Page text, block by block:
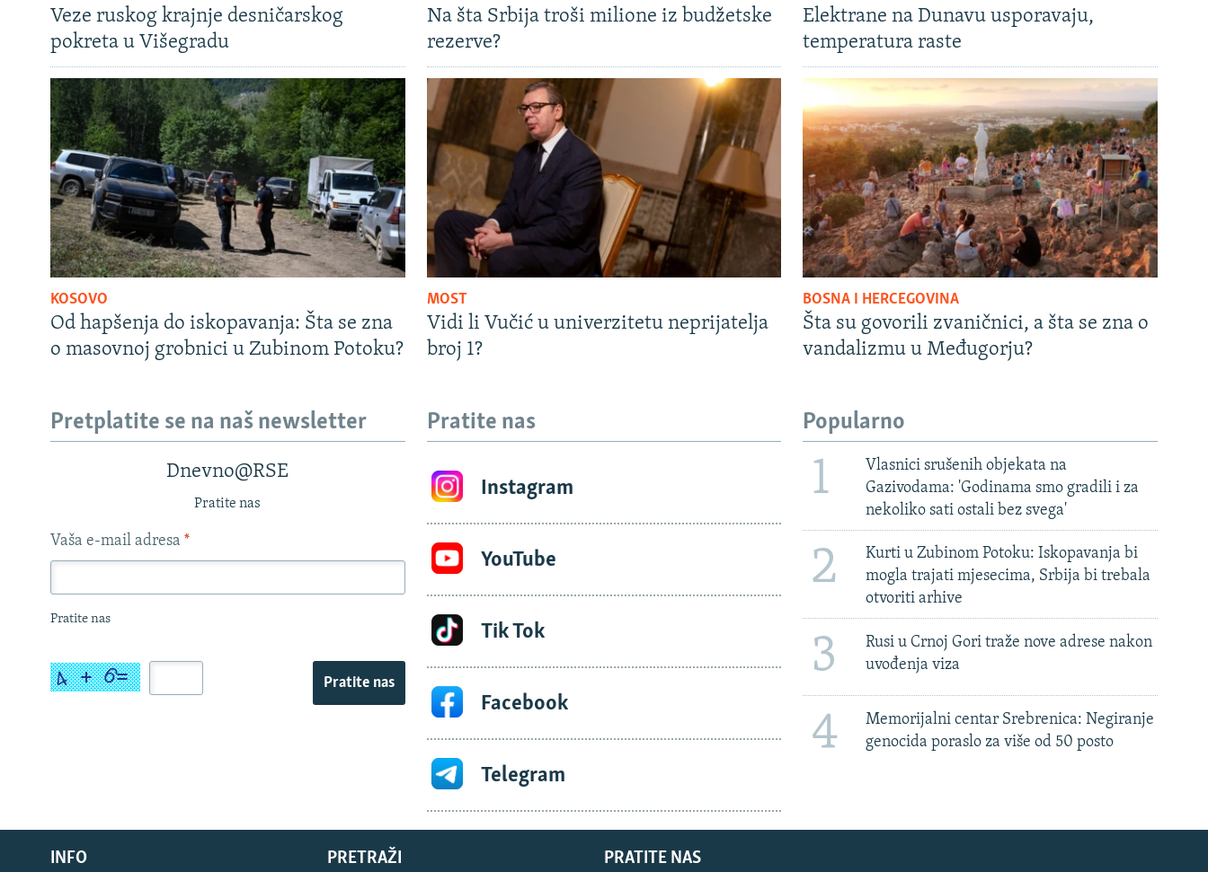
Veze ruskog krajnje desničarskog
pokreta u Višegradu
Na šta Srbija troši milione iz budžetske
rezerve?
Elektrane na Dunavu usporavaju,
temperatura raste
KOSOVO
Od hapšenja do iskopavanja: Šta se zna
o masovnoj grobnici u Zubinom Potoku?
MOST
Vidi li Vučić u univerzitetu neprijatelja
broj 1?
BOSNA I HERCEGOVINA
Šta su govorili zvaničnici, a šta se zna o
vandalizmu u Međugorju?
Pretplatite se na naš newsletter
Dnevno@RSE
Pratite nas
Vaša e-mail adresa *
Pratite nas
Pratite nas
Pratite nas
Instagram
YouTube
Tik Tok
Facebook
Telegram
Popularno
1
Vlasnici srušenih objekata na
Gazivodama: 'Godinama smo gradili i za
nekoliko sati ostali bez svega'
2
Kurti u Zubinom Potoku: Iskopavanja bi
mogla trajati mjesecima, Srbija bi trebala
otvoriti arhive
3
Rusi u Crnoj Gori traže nove adrese nakon
uvođenja viza
4
Memorijalni centar Srebrenica: Negiranje
genocida poraslo za više od 50 posto
PRATITE NAS
INFO PRETRAŽI